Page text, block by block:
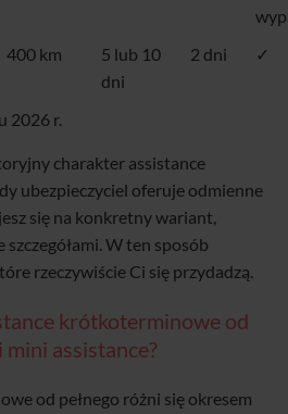
400 km
5 lub 10
dni
2 dni ✓
2026 r.
charakter assistance
ubezpieczyciel oferuje odmienne
się na konkretny wariant,
szczegółami. W ten sposób
rzeczywiście Ci się przydadzą.
krótkoterminowe od
mini assistance?
od pełnego różni się okresem